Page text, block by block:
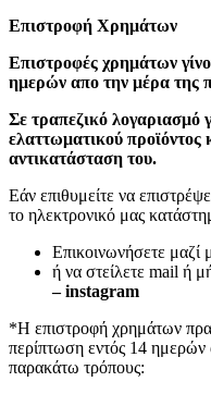
Επιστροφή Χρημάτων
Επιστροφές χρημάτων
ημερών απο την μέρα της
Σε τραπεζικό λογαριασμό
ελαττωματικού προϊόντος
αντικατάσταση του.
Εάν επιθυμείτε να
το ηλεκτρονικό μας
Επικοινωνήσετε μαζί
ή να στείλετε mail ή
– instagram
*Η επιστροφή χρημάτων
περίπτωση εντός 14
παρακάτω τρόπους: